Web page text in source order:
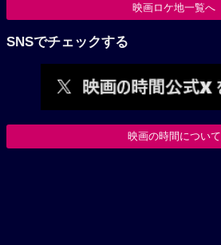
映画ロケ地一覧へ
SNSでチェックする
映画の時間について